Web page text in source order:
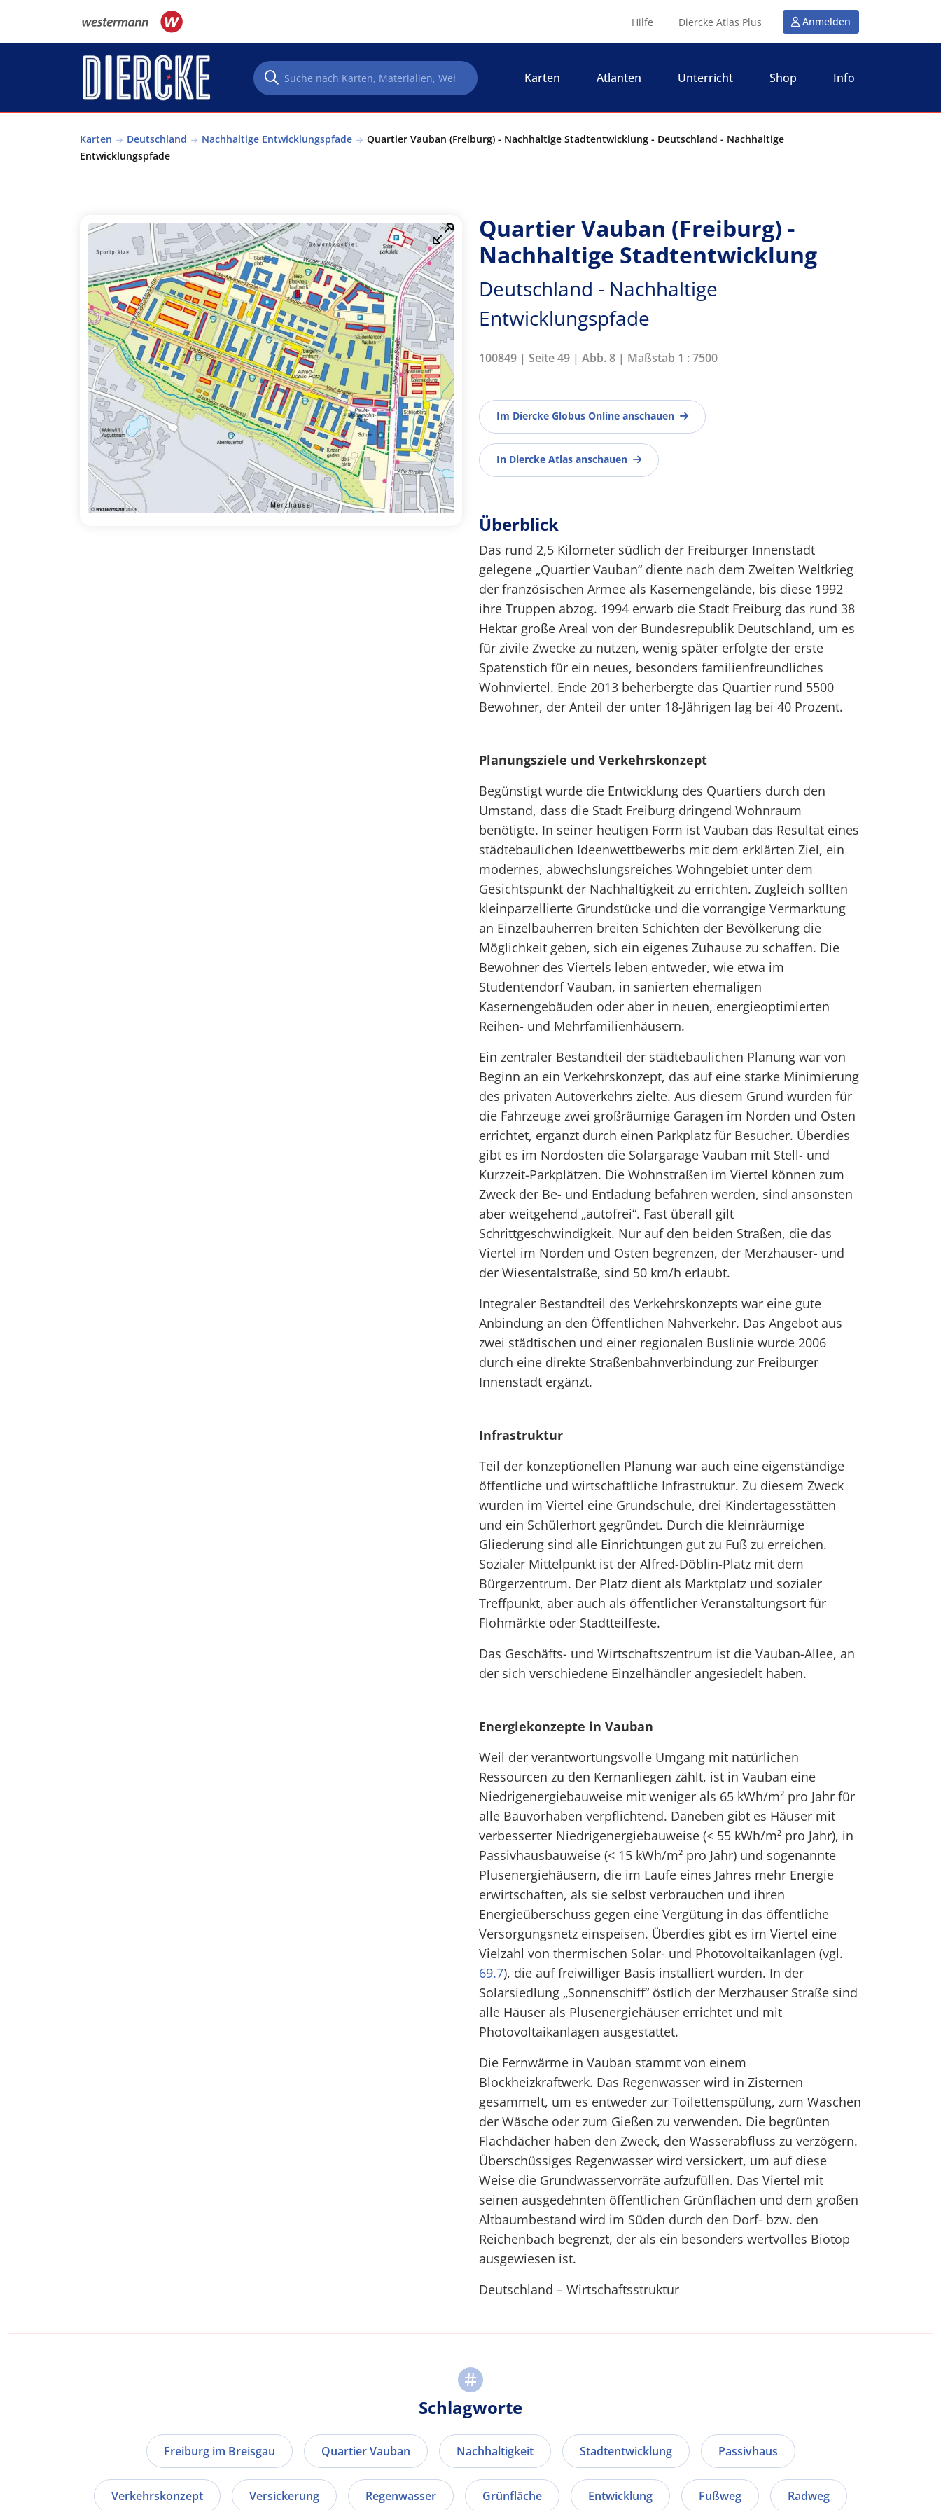
Hilfe Diercke Atlas Plus Anmelden
Karten Atlanten Unterricht Shop Info
Karten Deutschland Nachhaltige Entwicklungspfade
Quartier Vauban (Freiburg) - Nachhaltige Stadtentwicklung - Deutschland - Nachhaltige
Entwicklungspfade
Quartier Vauban (Freiburg) -
Nachhaltige Stadtentwicklung
Deutschland - Nachhaltige
Entwicklungspfade
100849 | Seite 49 | Abb. 8 | Maßstab 1 : 7500
Im Diercke Globus Online anschauen
In Diercke Atlas anschauen
Überblick
Das rund 2,5 Kilometer südlich der Freiburger Innenstadt
gelegene „Quartier Vauban“ diente nach dem Zweiten Weltkrieg
der französischen Armee als Kasernengelände, bis diese 1992
ihre Truppen abzog. 1994 erwarb die Stadt Freiburg das rund 38
Hektar große Areal von der Bundesrepublik Deutschland, um es
für zivile Zwecke zu nutzen, wenig später erfolgte der erste
Spatenstich für ein neues, besonders familienfreundliches
Wohnviertel. Ende 2013 beherbergte das Quartier rund 5500
Bewohner, der Anteil der unter 18-Jährigen lag bei 40 Prozent.
Planungsziele und Verkehrskonzept
Begünstigt wurde die Entwicklung des Quartiers durch den
Umstand, dass die Stadt Freiburg dringend Wohnraum
benötigte. In seiner heutigen Form ist Vauban das Resultat eines
städtebaulichen Ideenwettbewerbs mit dem erklärten Ziel, ein
modernes, abwechslungsreiches Wohngebiet unter dem
Gesichtspunkt der Nachhaltigkeit zu errichten. Zugleich sollten
kleinparzellierte Grundstücke und die vorrangige Vermarktung
an Einzelbauherren breiten Schichten der Bevölkerung die
Möglichkeit geben, sich ein eigenes Zuhause zu schaffen. Die
Bewohner des Viertels leben entweder, wie etwa im
Studentendorf Vauban, in sanierten ehemaligen
Kasernengebäuden oder aber in neuen, energieoptimierten
Reihen- und Mehrfamilienhäusern.
Ein zentraler Bestandteil der städtebaulichen Planung war von
Beginn an ein Verkehrskonzept, das auf eine starke Minimierung
des privaten Autoverkehrs zielte. Aus diesem Grund wurden für
die Fahrzeuge zwei großräumige Garagen im Norden und Osten
errichtet, ergänzt durch einen Parkplatz für Besucher. Überdies
gibt es im Nordosten die Solargarage Vauban mit Stell- und
Kurzzeit-Parkplätzen. Die Wohnstraßen im Viertel können zum
Zweck der Be- und Entladung befahren werden, sind ansonsten
aber weitgehend „autofrei“. Fast überall gilt
Schrittgeschwindigkeit. Nur auf den beiden Straßen, die das
Viertel im Norden und Osten begrenzen, der Merzhauser- und
der Wiesentalstraße, sind 50 km/h erlaubt.
Integraler Bestandteil des Verkehrskonzepts war eine gute
Anbindung an den Öffentlichen Nahverkehr. Das Angebot aus
zwei städtischen und einer regionalen Buslinie wurde 2006
durch eine direkte Straßenbahnverbindung zur Freiburger
Innenstadt ergänzt.
Infrastruktur
Teil der konzeptionellen Planung war auch eine eigenständige
öffentliche und wirtschaftliche Infrastruktur. Zu diesem Zweck
wurden im Viertel eine Grundschule, drei Kindertagesstätten
und ein Schülerhort gegründet. Durch die kleinräumige
Gliederung sind alle Einrichtungen gut zu Fuß zu erreichen.
Sozialer Mittelpunkt ist der Alfred-Döblin-Platz mit dem
Bürgerzentrum. Der Platz dient als Marktplatz und sozialer
Treffpunkt, aber auch als öffentlicher Veranstaltungsort für
Flohmärkte oder Stadtteilfeste.
Das Geschäfts- und Wirtschaftszentrum ist die Vauban-Allee, an
der sich verschiedene Einzelhändler angesiedelt haben.
Energiekonzepte in Vauban
Weil der verantwortungsvolle Umgang mit natürlichen
Ressourcen zu den Kernanliegen zählt, ist in Vauban eine
Niedrigenergiebauweise mit weniger als 65 kWh/m² pro Jahr für
alle Bauvorhaben verpflichtend. Daneben gibt es Häuser mit
verbesserter Niedrigenergiebauweise (< 55 kWh/m² pro Jahr), in
Passivhausbauweise (< 15 kWh/m² pro Jahr) und sogenannte
Plusenergiehäusern, die im Laufe eines Jahres mehr Energie
erwirtschaften, als sie selbst verbrauchen und ihren
Energieüberschuss gegen eine Vergütung in das öffentliche
Versorgungsnetz einspeisen. Überdies gibt es im Viertel eine
Vielzahl von thermischen Solar- und Photovoltaikanlagen (vgl.
69.7), die auf freiwilliger Basis installiert wurden. In der
Solarsiedlung „Sonnenschiff“ östlich der Merzhauser Straße sind
alle Häuser als Plusenergiehäuser errichtet und mit
Photovoltaikanlagen ausgestattet.
Die Fernwärme in Vauban stammt von einem
Blockheizkraftwerk. Das Regenwasser wird in Zisternen
gesammelt, um es entweder zur Toilettenspülung, zum Waschen
der Wäsche oder zum Gießen zu verwenden. Die begrünten
Flachdächer haben den Zweck, den Wasserabfluss zu verzögern.
Überschüssiges Regenwasser wird versickert, um auf diese
Weise die Grundwasservorräte aufzufüllen. Das Viertel mit
seinen ausgedehnten öffentlichen Grünflächen und dem großen
Altbaumbestand wird im Süden durch den Dorf- bzw. den
Reichenbach begrenzt, der als ein besonders wertvolles Biotop
ausgewiesen ist.
Deutschland – Wirtschaftsstruktur
Schlagworte
Freiburg im Breisgau Quartier Vauban Nachhaltigkeit Stadtentwicklung Passivhaus
Verkehrskonzept Versickerung Regenwasser Grünfläche Entwicklung Fußweg Radweg